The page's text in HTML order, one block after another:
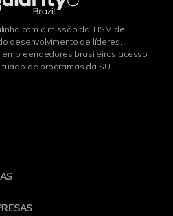
com a missão da HSM de
desenvolvimento de líderes,
brasileiros acesso
de programas da SU.